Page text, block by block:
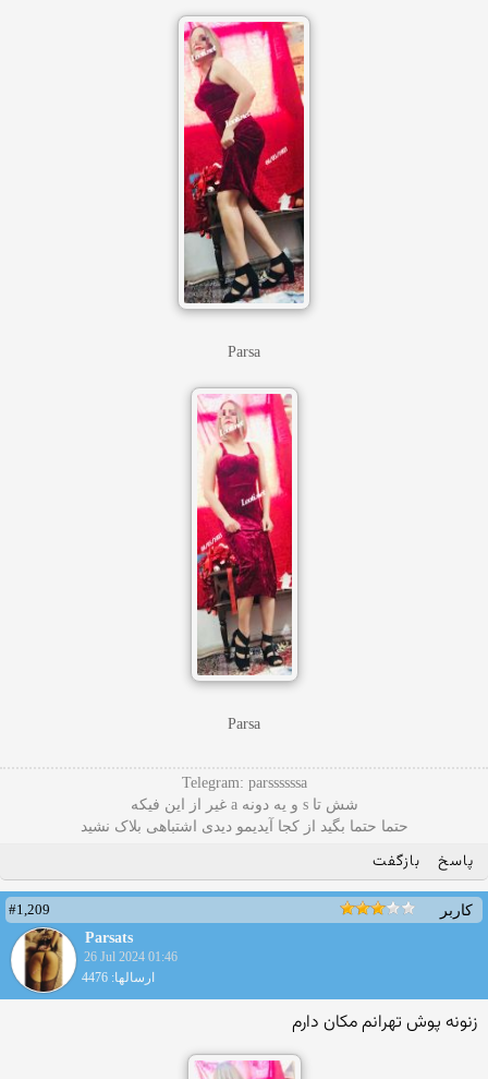
Parsa
Parsa
Telegram: parssssssa
شش تا s و یه دونه a غیر از این فیکه
حتما حتما بگید از کجا آیدیمو دیدی اشتباهی بلاک نشید
پاسخ بازگفت
کاربر
#1,209
Parsats
26 Jul 2024 01:46
ارسالها: 4476
زنونه پوش تهرانم مکان دارم